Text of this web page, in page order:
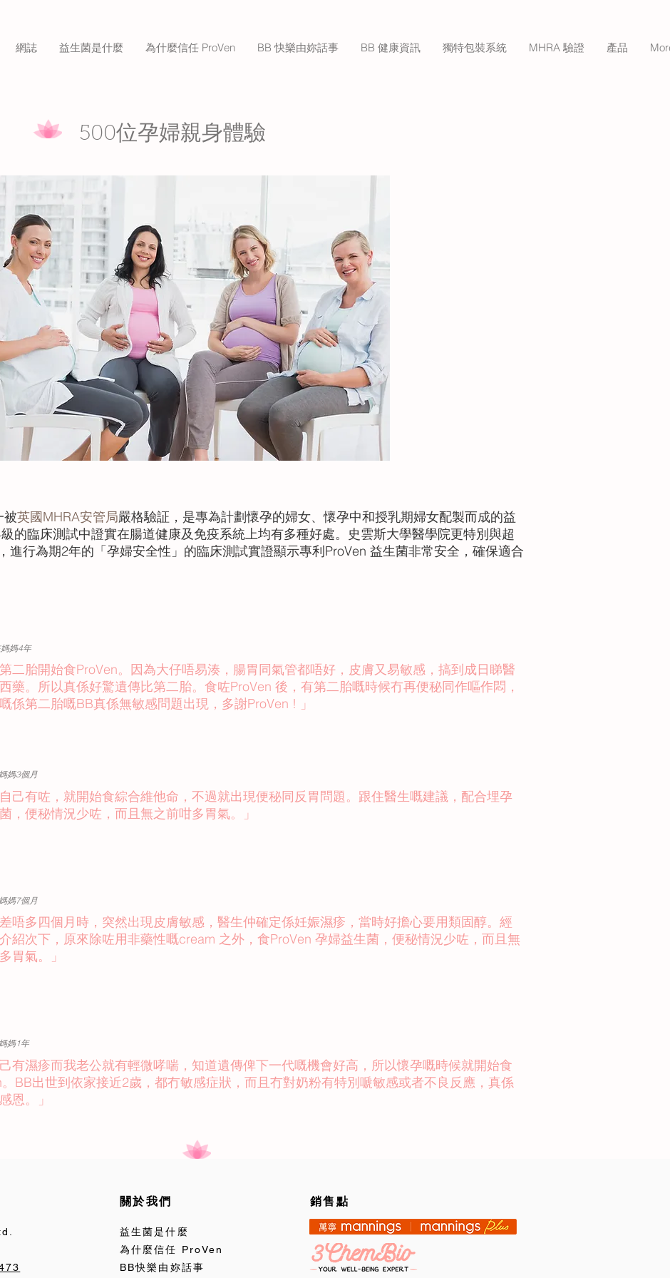
網誌 益生菌是什麼 為什麼信任 ProVen BB 快樂由妳話事 BB 健康資訊 獨特包裝系統 MHRA 驗證 產品
500位孕婦親身體驗
被英國MHRA安管局嚴格驗証，是專為計劃懷孕的婦女、懷孕中和授乳期婦女配製而成的益
的臨床測試中證實在腸道健康及免疫系統上均有多種好處。史雲斯大學醫學院更特別與超
進行為期2年的「孕婦安全性」的臨床測試實證顯示專利ProVen 益生菌非常安全，確保適合
媽4年
第二胎開始食ProVen。因為大仔唔易湊，腸胃同氣管都唔好，皮膚又易敏感，搞到成日睇醫
藥。所以真係好驚遺傳比第二胎。食咗ProVen 後，有第二胎嘅時候冇再便秘同作嘔作悶，
係第二胎嘅BB真係無敏感問題出現，多謝ProVen ! 」
媽3個月
自己有咗，就開始食綜合維他命，不過就出現便秘同反胃問題。跟住醫生嘅建議，配合埋孕
，便秘情況少咗，而且無之前咁多胃氣。」
媽7個月
差唔多四個月時，突然出現皮膚敏感，醫生仲確定係妊娠濕疹，當時好擔心要用類固醇。經
紹次下，原來除咗用非藥性嘅cream 之外，食ProVen 孕婦益生菌，便秘情況少咗，而且無
胃氣。」
媽1年
己有濕疹而我老公就有輕微哮喘，知道遺傳俾下一代嘅機會好高，所以懷孕嘅時候就開始食
。BB出世到依家接近2歲，都冇敏感症狀，而且冇對奶粉有特別嗁敏感或者不良反應，真係
恩。」
關於我們
益生菌是什麼
為什麼信任 ProVen
BB快樂由妳話事
銷售點